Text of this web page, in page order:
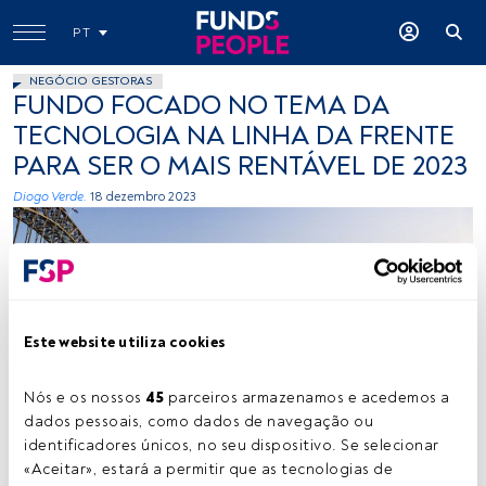
Este website utiliza cookies
Nós e os nossos 45 parceiros armazenamos e acedemos a
dados pessoais, como dados de navegação ou
identificadores únicos, no seu dispositivo. Se selecionar
«Aceitar», estará a permitir que as tecnologias de
PT
NEGÓCIO GESTORAS
FUNDO FOCADO NO TEMA DA
TECNOLOGIA NA LINHA DA FRENTE
PARA SER O MAIS RENTÁVEL DE 2023
Diogo Verde. 18 dezembro 2023
Cráditos: Chander R (Unsplash)
Tempo de leitura:2 min.